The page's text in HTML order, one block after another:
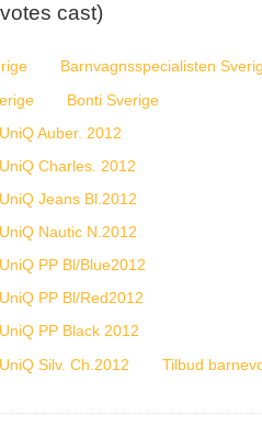
cast)
Barnvagnsspecialisten
Bonti Sverige
Auber. 2012
Charles. 2012
Jeans Bl.2012
Nautic N.2012
PP Bl/Blue2012
PP Bl/Red2012
PP Black 2012
Silv. Ch.2012
Tilbud